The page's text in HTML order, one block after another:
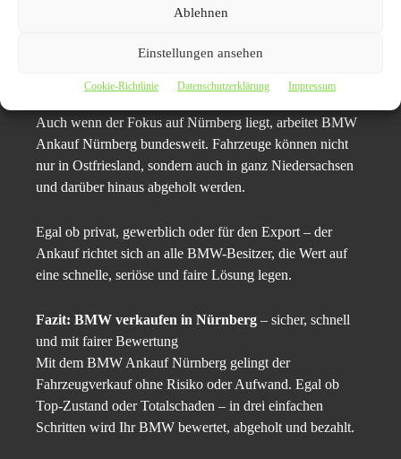
Ablehnen
Einstellungen ansehen
Cookie-Richtlinie Datenschutzerklärung Impressum
oder 530i sind auf Auslandsmärkten weiterhin gefragt und
6. Regionaler Service mit deutschlandweiter
Auch wenn der Fokus auf Nürnberg liegt, arbeitet BMW
Ankauf Nürnberg bundesweit. Fahrzeuge können nicht
nur in Ostfriesland, sondern auch in ganz Niedersachsen
und darüber hinaus abgeholt werden.
Egal ob privat, gewerblich oder für den Export – der
Ankauf richtet sich an alle BMW-Besitzer, die Wert auf
eine schnelle, seriöse und faire Lösung legen.
Fazit: BMW verkaufen in Nürnberg – sicher, schnell
und mit fairer Bewertung
Mit dem BMW Ankauf Nürnberg gelingt der
Fahrzeugverkauf ohne Risiko oder Aufwand. Egal ob
Top-Zustand oder Totalschaden – in drei einfachen
Schritten wird Ihr BMW bewertet, abgeholt und bezahlt.